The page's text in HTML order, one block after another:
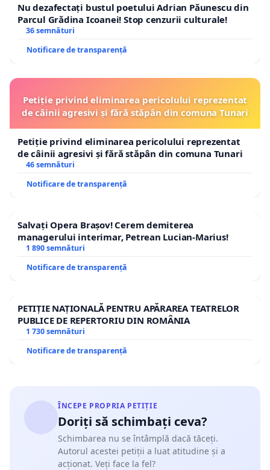
Nu dezafectați bustul poetului Adrian Păunescu din
Parcul Grădina Icoanei! Stop cenzurii culturale!
36 semnături
Notificare de transparență
Petiție privind eliminarea pericolului reprezentat
de câinii agresivi și fără stăpân din comuna Tunari
Petiție privind eliminarea pericolului reprezentat
de câinii agresivi și fără stăpân din comuna Tunari
46 semnături
Notificare de transparență
Salvați Opera Brașov! Cerem demiterea
managerului interimar, Petrean Lucian-Marius!
1 890 semnături
Notificare de transparență
PETIȚIE NAȚIONALĂ PENTRU APĂRAREA TEATRELOR
PUBLICE DE REPERTORIU DIN ROMÂNIA
1 730 semnături
Notificare de transparență
ÎNCEPE PROPRIA PETIȚIE
Doriți să schimbați ceva?
Schimbarea nu se întâmplă dacă tăceți.
Autorul acestei petiții a luat atitudine și a
acționat. Veți face la fel?